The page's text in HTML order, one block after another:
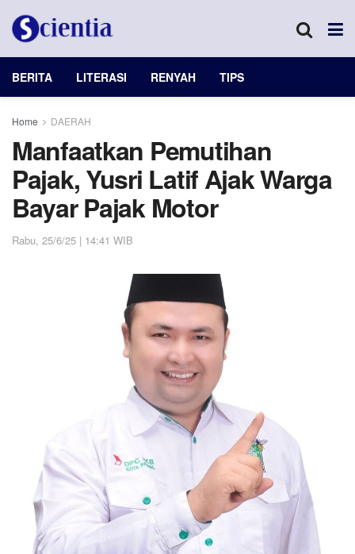
BERITA LITERASI RENYAH TIPS
Home DAERAH
Manfaatkan Pemutihan
Pajak, Yusri Latif Ajak Warga
Bayar Pajak Motor
Rabu, 25/6/25 | 14:41 WIB